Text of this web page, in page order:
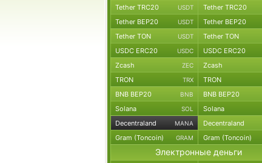
Tether TRC20 USDT Tether TRC20
Tether BEP20 USDT Tether BEP20
Tether TON USDT Tether TON
USDC ERC20 USDC USDC ERC20
Zcash ZEC Zcash
TRON TRX TRON
BNB BEP20 BNB BNB BEP20
Solana SOL Solana
Decentraland MANA Decentraland
Gram (Toncoin) GRAM Gram (Toncoin)
Электронные деньги